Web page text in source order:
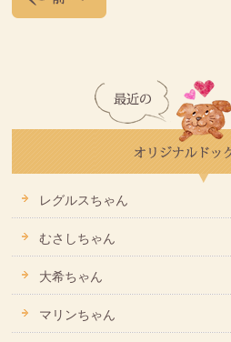
レグルスちゃん
むさしちゃん
大希ちゃん
マリンちゃん